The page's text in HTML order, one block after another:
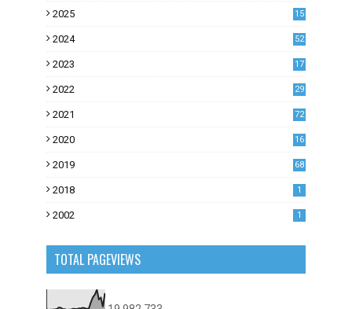
2025 15
2024 52
2023
17
2022
29
2021
72
2020
16
2019
68
2018 1
2002 1
TOTAL PAGEVIEWS